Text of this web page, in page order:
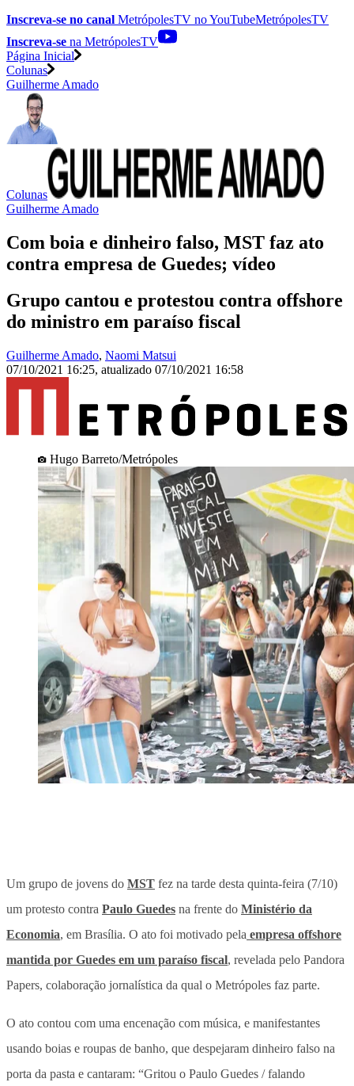
Inscreva-se no canal MetrópolesTV noYouTubeMetrópolesTV
Inscreva-se na MetrópolesTV
Página Inicial
Colunas
Guilherme Amado
Colunas
Guilherme Amado
Com boia e dinheiro falso, MST faz ato
contra empresa de Guedes; vídeo
Grupo cantou e protestou contra offshore
do ministro em paraíso fiscal
Guilherme Amado, Naomi Matsui
07/10/2021 16:25, atualizado 07/10/2021 16:58
Hugo Barreto/Metrópoles
Um grupo de jovens do MST fez na tarde desta quinta-feira (7/10)
um protesto contra Paulo Guedes na frente do Ministério da
Economia, em Brasília. O ato foi motivado pela empresa offshore
mantida por Guedes em um paraíso fiscal, revelada pelo Pandora
Papers, colaboração jornalística da qual o Metrópoles faz parte.
O ato contou com uma encenação com música, e manifestantes
usando boias e roupas de banho, que despejaram dinheiro falso na
porta da pasta e cantaram: “Gritou o Paulo Guedes / falando